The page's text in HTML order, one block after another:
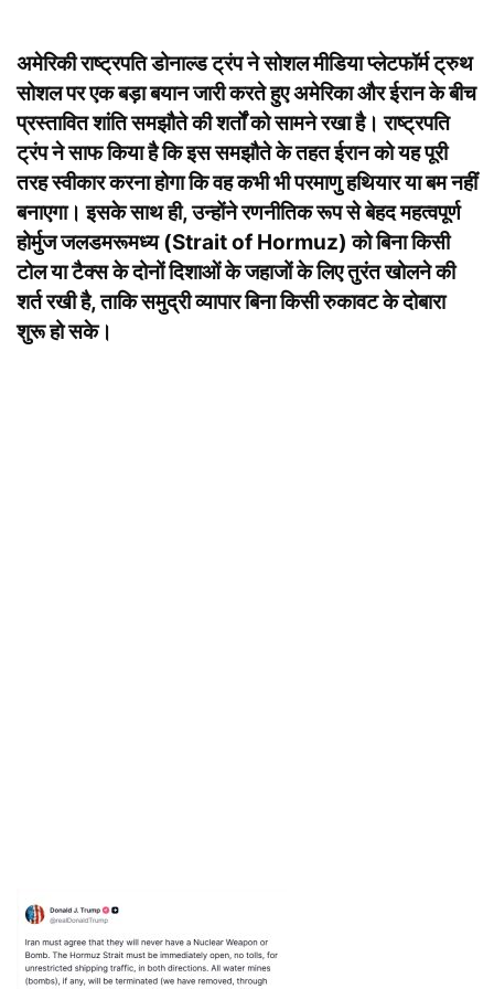
अमेरिकी राष्ट्रपति डोनाल्ड ट्रंप ने सोशल मीडिया प्लेटफॉर्म ट्रुथ
सोशल पर एक बड़ा बयान जारी करते हुए अमेरिका और ईरान के बीच
प्रस्तावित शांति समझौते की शर्तों को सामने रखा है। राष्ट्रपति
ट्रंप ने साफ किया है कि इस समझौते के तहत ईरान को यह पूरी
तरह स्वीकार करना होगा कि वह कभी भी परमाणु हथियार या बम नहीं
बनाएगा। इसके साथ ही, उन्होंने रणनीतिक रूप से बेहद महत्वपूर्ण
होर्मुज जलडमरूमध्य (Strait of Hormuz) को बिना किसी
टोल या टैक्स के दोनों दिशाओं के जहाजों के लिए तुरंत खोलने की
शर्त रखी है, ताकि समुद्री व्यापार बिना किसी रुकावट के दोबारा
शुरू हो सके।